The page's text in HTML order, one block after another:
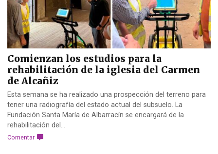
Comienzan los estudios para la
rehabilitación de la iglesia del Carmen
de Alcañiz
Esta semana se ha realizado una prospección del terreno para
tener una radiografía del estado actual del subsuelo. La
Fundación Santa María de Albarracín se encargará de la
rehabilitación del...
Comentar